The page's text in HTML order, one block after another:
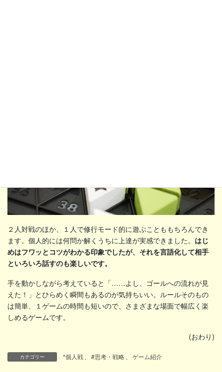
２人対戦のほか、１人で修行モード的に遊ぶことももちろんでき
ます。個人的には何問か解くうちに上達が実感できました。 はじ
めはフワッとコツがわかる印象でしたが、それを言語化して相手
といろいろ話すのも楽しいです。
手を動かしながら考えていると「……よし、ゴールへの流れが見
えた！」とひらめく瞬間もあるのが気持ちいい。ルールそのもの
は簡単、１ゲームの時間も短いので、さまざまな場面で幅広く楽
しめるゲームです。
(おわり)
カテゴリー *個人戦 #思考・戦略 ゲーム紹介